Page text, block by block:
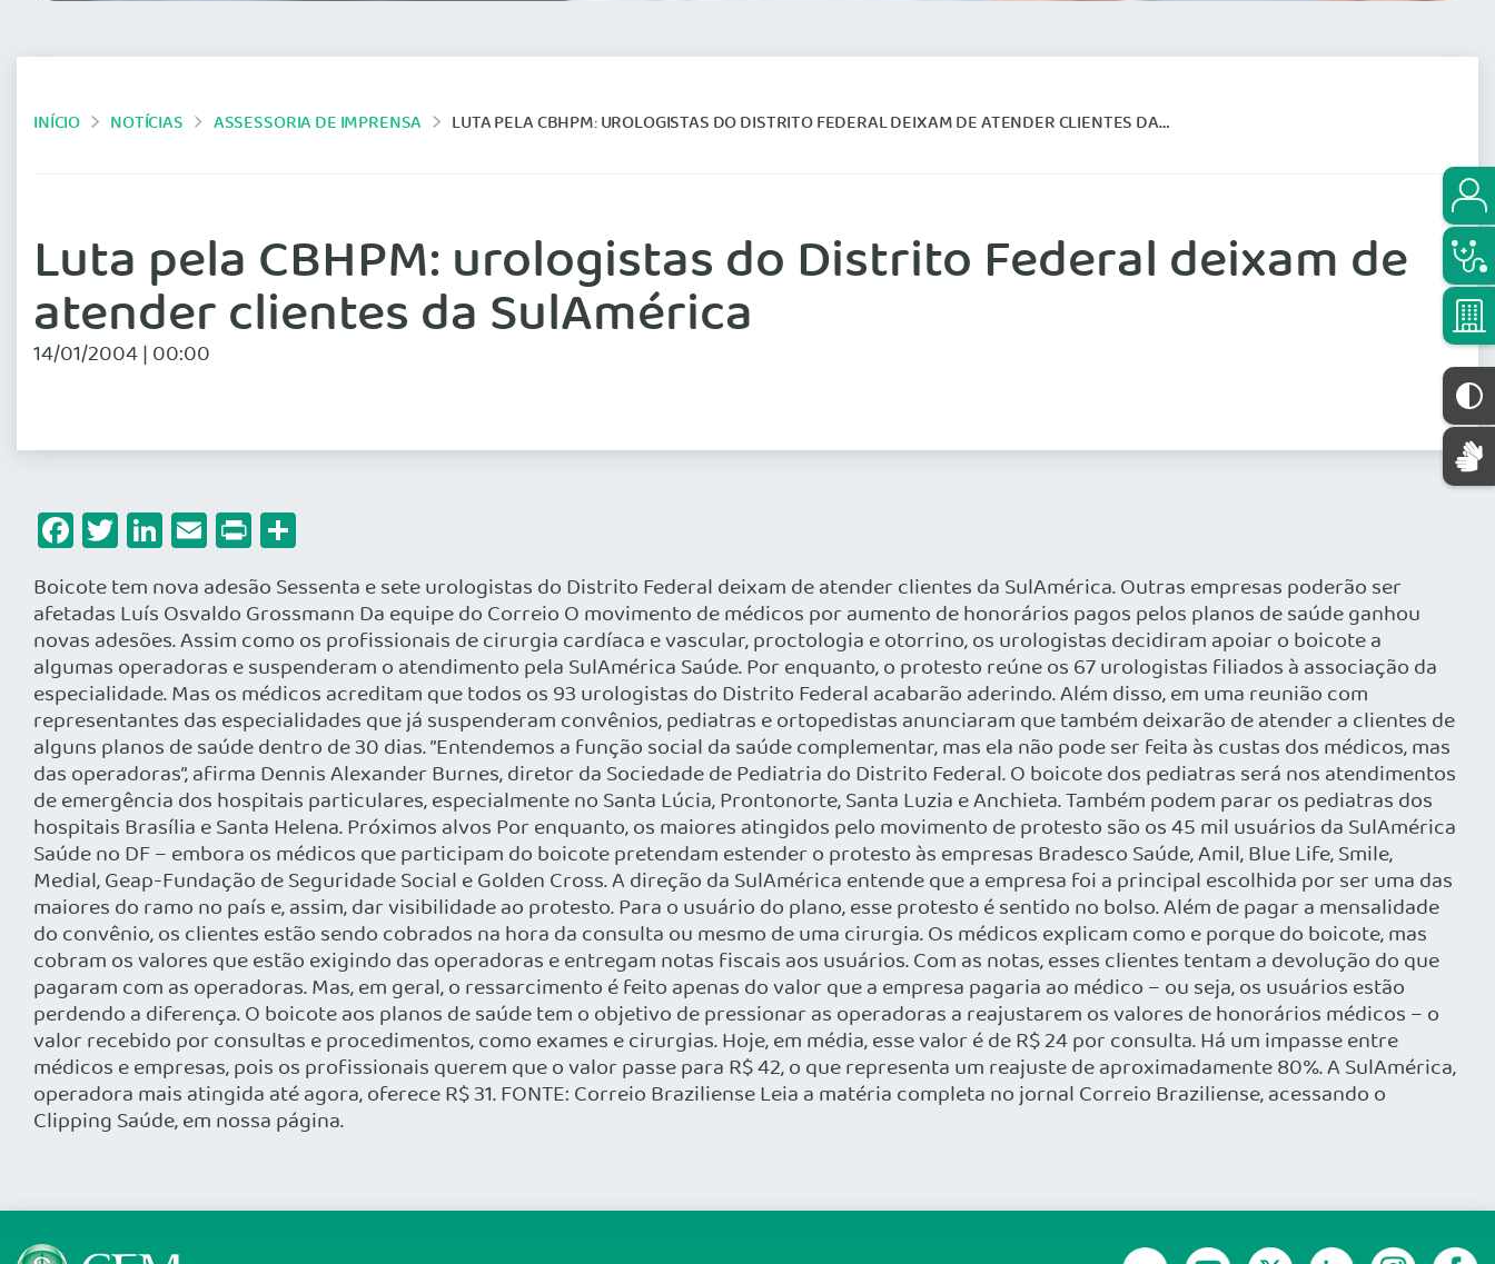
INÍCIO NOTÍCIAS ASSESSORIA DE IMPRENSA LUTA PELA CBHPM: UROLOGISTAS DO DISTRITO FEDERAL DEIXAM DE ATENDER CLIENTES DA SULAMÉRICA
Luta pela CBHPM: urologistas do Distrito Federal deixam de
atender clientes da SulAmérica
14/01/2004 | 00:00
Facebook
Twitter
LinkedIn
Email
Print
Boicote tem nova adesão Sessenta e sete urologistas do Distrito Federal deixam de atender clientes da SulAmérica. Outras empresas poderão ser
afetadas Luís Osvaldo Grossmann Da equipe do Correio O movimento de médicos por aumento de honorários pagos pelos planos de saúde ganhou
novas adesões. Assim como os profissionais de cirurgia cardíaca e vascular, proctologia e otorrino, os urologistas decidiram apoiar o boicote a
algumas operadoras e suspenderam o atendimento pela SulAmérica Saúde. Por enquanto, o protesto reúne os 67 urologistas filiados à associação da
especialidade. Mas os médicos acreditam que todos os 93 urologistas do Distrito Federal acabarão aderindo. Além disso, em uma reunião com
representantes das especialidades que já suspenderam convênios, pediatras e ortopedistas anunciaram que também deixarão de atender a clientes de
alguns planos de saúde dentro de 30 dias. ”Entendemos a função social da saúde complementar, mas ela não pode ser feita às custas dos médicos, mas
das operadoras”, afirma Dennis Alexander Burnes, diretor da Sociedade de Pediatria do Distrito Federal. O boicote dos pediatras será nos atendimentos
de emergência dos hospitais particulares, especialmente no Santa Lúcia, Prontonorte, Santa Luzia e Anchieta. Também podem parar os pediatras dos
hospitais Brasília e Santa Helena. Próximos alvos Por enquanto, os maiores atingidos pelo movimento de protesto são os 45 mil usuários da SulAmérica
Saúde no DF – embora os médicos que participam do boicote pretendam estender o protesto às empresas Bradesco Saúde, Amil, Blue Life, Smile,
Medial, Geap-Fundação de Seguridade Social e Golden Cross. A direção da SulAmérica entende que a empresa foi a principal escolhida por ser uma das
maiores do ramo no país e, assim, dar visibilidade ao protesto. Para o usuário do plano, esse protesto é sentido no bolso. Além de pagar a mensalidade
do convênio, os clientes estão sendo cobrados na hora da consulta ou mesmo de uma cirurgia. Os médicos explicam como e porque do boicote, mas
cobram os valores que estão exigindo das operadoras e entregam notas fiscais aos usuários. Com as notas, esses clientes tentam a devolução do que
pagaram com as operadoras. Mas, em geral, o ressarcimento é feito apenas do valor que a empresa pagaria ao médico – ou seja, os usuários estão
perdendo a diferença. O boicote aos planos de saúde tem o objetivo de pressionar as operadoras a reajustarem os valores de honorários médicos – o
valor recebido por consultas e procedimentos, como exames e cirurgias. Hoje, em média, esse valor é de R$ 24 por consulta. Há um impasse entre
médicos e empresas, pois os profissionais querem que o valor passe para R$ 42, o que representa um reajuste de aproximadamente 80%. A SulAmérica,
operadora mais atingida até agora, oferece R$ 31. FONTE: Correio Braziliense Leia a matéria completa no jornal Correio Braziliense, acessando o
Clipping Saúde, em nossa página.